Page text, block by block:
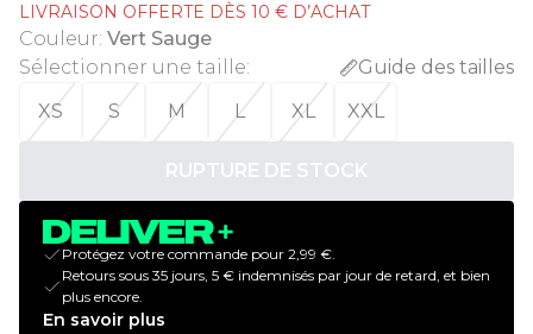
LIVRAISON OFFERTE DÈS 10 € D’ACHAT
Couleur: Vert Sauge
Sélectionner une taille:
Guide des tailles
XS
S M L XL XXL
RUPTURE DE STOCK
Protégez votre commande pour 2,99 €.
Retours sous 35 jours, 5 € indemnisés par jour de retard, et bien
plus encore.
En savoir plus